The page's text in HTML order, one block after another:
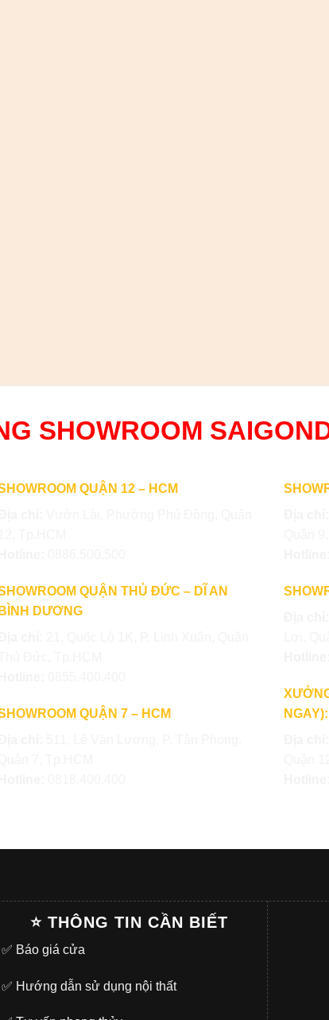
SHOWROOM
QUẬN 12 – HCM
QUẬN THỦ ĐỨC – DĨ AN
BÌNH DƯƠNG
QUẬN 7 – HCM
NGAY):
⭐ THÔNG TIN CẦN BIẾT
✅ Báo giá cửa
✅ Hướng dẫn sử dụng nội thất